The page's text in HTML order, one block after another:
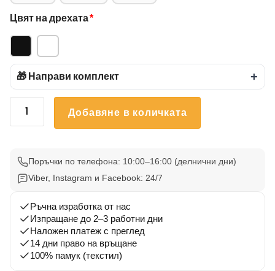
Цвят на дрехата*
🎁 Направи комплект +
количество
16
Добавяне в количката
Поръчки по телефона: 10:00–16:00 (делнични дни)
Viber, Instagram и Facebook: 24/7
Ръчна изработка от нас
Изпращане до 2–3 работни дни
Наложен платеж с преглед
14 дни право на връщане
100% памук (текстил)